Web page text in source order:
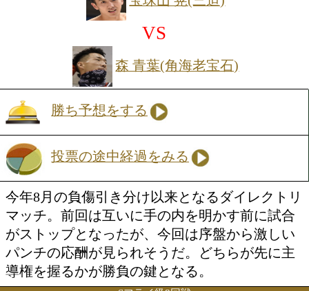
日本ユース・ウェルター級王者の磯谷
戦に臨む。今年6月の初防衛戦では劣勢
フックでダウンを奪い逆転KO勝ちを飾
いブロックとジャブから、打ち下ろし
レートにつなげる正統派スタイルで、
高さが光る。今回が移籍後の初戦とな
者の山本はA級初戦でチャンスをつかん
そのままにタイトルに挑む。アマチュ
はインターハイを制した実績を持ち、
る左フックと左ボディで主導権を握り
え。序盤からの駆け引きが試合を左右
の一戦だ。
Sフライ級8回戦